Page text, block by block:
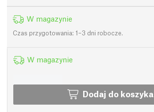
W magazynie
Czas przygotowania: 1–3 dni robocze.
W magazynie
Dodaj do koszyka